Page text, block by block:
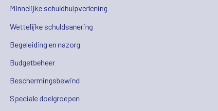
Minnelijke schuldhulpverlening
Wettelijke schuldsanering
Begeleiding en nazorg
Budgetbeheer
Beschermingsbewind
Speciale doelgroepen